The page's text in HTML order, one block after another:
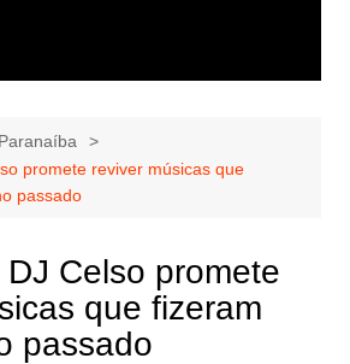
Paranaíba
promete reviver músicas que
passado
Celso promete
que fizeram
passado